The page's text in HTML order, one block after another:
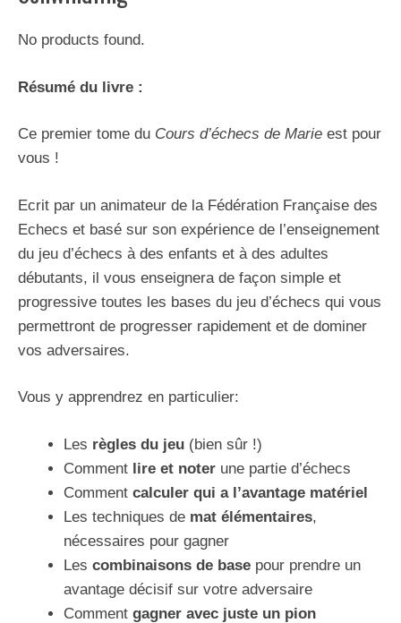
No products found.
Résumé du livre :
Ce premier tome du Cours d’échecs de Marie est pour
vous !
Ecrit par un animateur de la Fédération Française des
Echecs et basé sur son expérience de l’enseignement
du jeu d’échecs à des enfants et à des adultes
débutants, il vous enseignera de façon simple et
progressive toutes les bases du jeu d’échecs qui vous
permettront de progresser rapidement et de dominer
vos adversaires.
Vous y apprendrez en particulier:
Les règles du jeu (bien sûr !)
Comment lire et noter une partie d’échecs
Comment calculer qui a l’avantage matériel
Les techniques de mat élémentaires,
nécessaires pour gagner
Les combinaisons de base pour prendre un
avantage décisif sur votre adversaire
Comment gagner avec juste un pion